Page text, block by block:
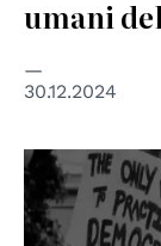
umani
30.12.2024